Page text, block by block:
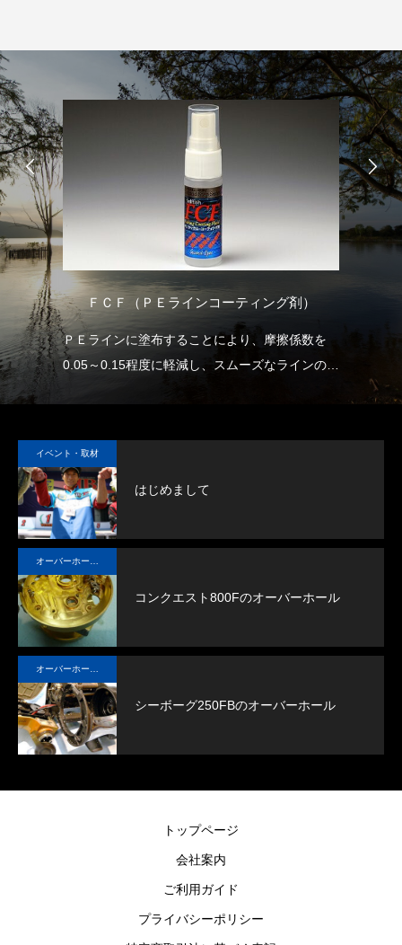
ＦＣＦ（ＰＥラインコーティング剤）
ＰＥラインに塗布することにより、摩擦係数を
0.05～0.15程度に軽減し、スムーズなラインの放
が可能です。
ラインおよびラインが触れる部分（リールやロッ
ドのラインガイド等）に塗布することで、ライン
トラブルに悩まされることなく快適なフィッシン
グをお楽しみいただけます。
イベント・取材
はじめまして
コンクエスト800Fのオーバーホール
シーボーグ250FBのオーバーホール
トップページ
会社案内
ご利用ガイド
プライバシーポリシー